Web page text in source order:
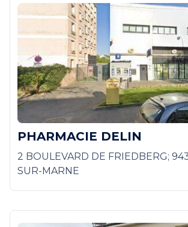
PHARMACIE DELIN
2 BOULEVARD DE FRIEDBERG;
SUR-MARNE